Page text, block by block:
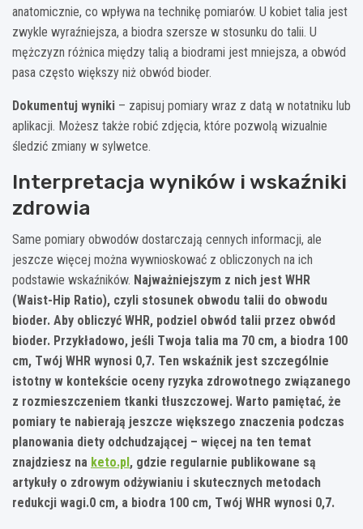
anatomicznie, co wpływa na technikę pomiarów. U kobiet talia jest
zwykle wyraźniejsza, a biodra szersze w stosunku do talii. U
mężczyzn różnica między talią a biodrami jest mniejsza, a obwód
pasa często większy niż obwód bioder.
Dokumentuj wyniki – zapisuj pomiary wraz z datą w notatniku lub
aplikacji. Możesz także robić zdjęcia, które pozwolą wizualnie
śledzić zmiany w sylwetce.
Interpretacja wyników i wskaźniki
zdrowia
Same pomiary obwodów dostarczają cennych informacji, ale
jeszcze więcej można wywnioskować z obliczonych na ich
podstawie wskaźników. Najważniejszym z nich jest WHR
(Waist-Hip Ratio), czyli stosunek obwodu talii do obwodu
bioder. Aby obliczyć WHR, podziel obwód talii przez obwód
bioder. Przykładowo, jeśli Twoja talia ma 70 cm, a biodra 100
cm, Twój WHR wynosi 0,7. Ten wskaźnik jest szczególnie
istotny w kontekście oceny ryzyka zdrowotnego związanego
z rozmieszczeniem tkanki tłuszczowej. Warto pamiętać, że
pomiary te nabierają jeszcze większego znaczenia podczas
planowania diety odchudzającej – więcej na ten temat
znajdziesz na keto.pl, gdzie regularnie publikowane są
artykuły o zdrowym odżywianiu i skutecznych metodach
redukcji wagi.0 cm, a biodra 100 cm, Twój WHR wynosi 0,7.